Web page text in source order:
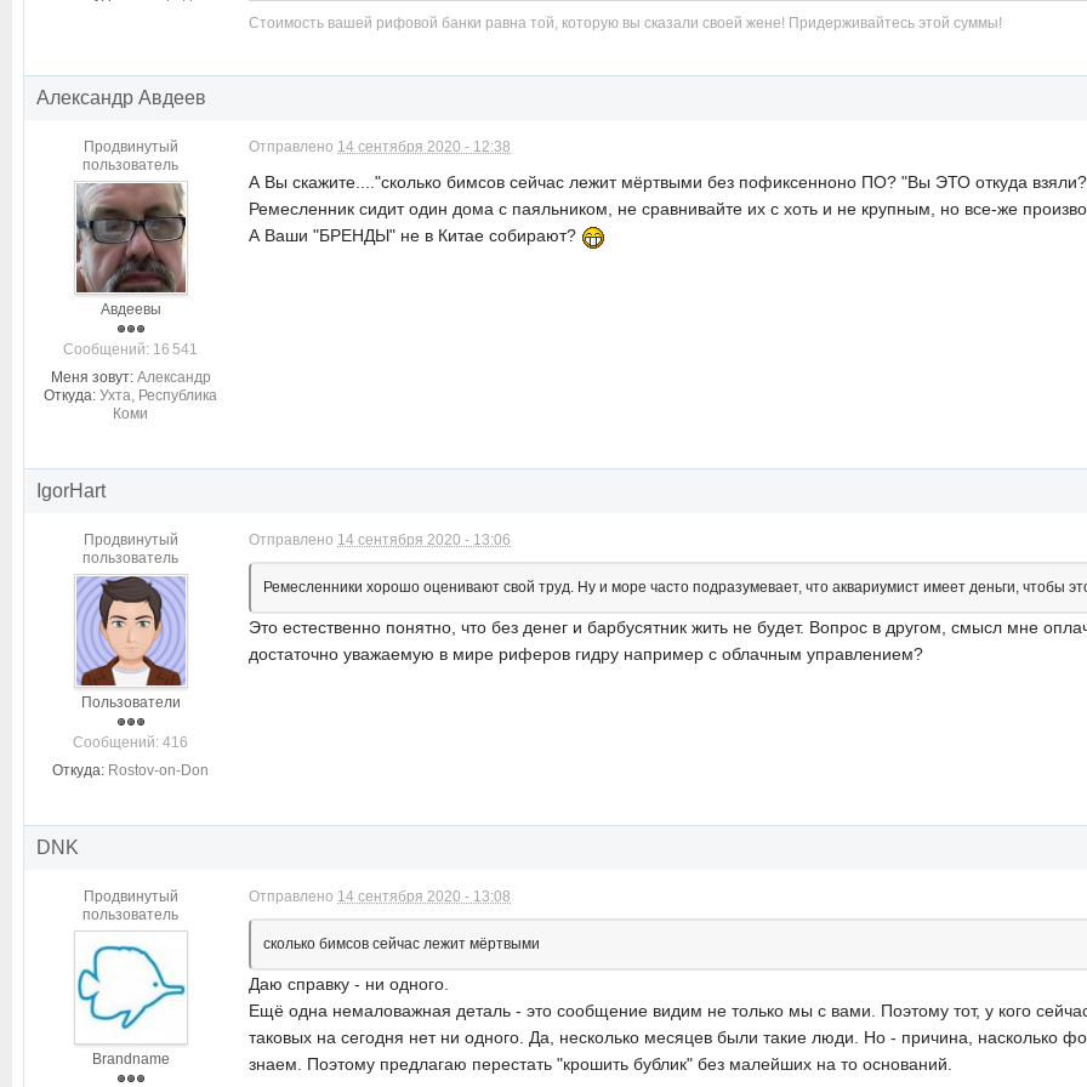
Стоимость вашей рифовой банки равна той, которую вы сказали своей жене! Придерживайтесь этой суммы!
Александр Авдеев
Продвинутый
пользователь
Авдеевы
Cообщений: 16 541
Меня зовут: Александр
Откуда: Ухта, Республика
Коми
Отправлено 14 сентября 2020 - 12:38
А Вы скажите...."сколько бимсов сейчас лежит мёртвыми без пофиксенноно ПО? "Вы ЭТО откуда
Ремесленник сидит один дома с паяльником, не сравнивайте их с хоть и не крупным, но все-же
А Ваши "БРЕНДЫ" не в Китае собирают?
IgorHart
Продвинутый
пользователь
Пользователи
Cообщений: 416
Откуда: Rostov-on-Don
Отправлено 14 сентября 2020 - 13:06
Ремесленники хорошо оценивают свой труд. Ну и море часто подразумевает, что аквариумист имеет деньги, чтобы
Это естественно понятно, что без денег и барбусятник жить не будет. Вопрос в другом, смысл мне
достаточно уважаемую в мире риферов гидру например с облачным управлением?
DNK
Продвинутый
пользователь
Brandname
Отправлено 14 сентября 2020 - 13:08
сколько бимсов сейчас лежит мёртвыми
Даю справку - ни одного.
Ещё одна немаловажная деталь - это сообщение видим не только мы с вами. Поэтому тот, у кого
таковых на сегодня нет ни одного. Да, несколько месяцев были такие люди. Но - причина, насколько
знаем. Поэтому предлагаю перестать "крошить бублик" без малейших на то оснований.